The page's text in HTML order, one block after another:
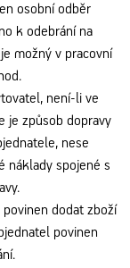
osobní odběr
k odebrání na
možný v pracovní
není-li ve
je způsob dopravy
nese
náklady spojené s
dodat zboží
povinen